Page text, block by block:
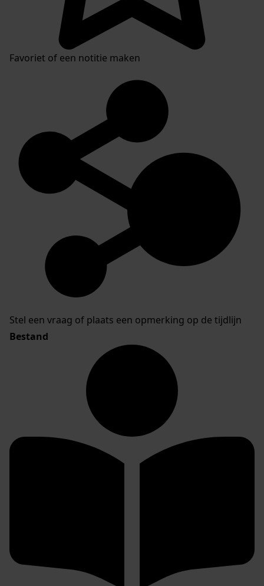
Favoriet of een notitie maken
Stel een vraag of plaats een opmerking op de tijdlijn
Bestand